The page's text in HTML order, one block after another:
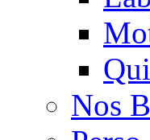
Nos